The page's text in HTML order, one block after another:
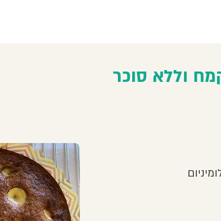
זכוכית.
היטב.
קמח וללא סוכר
וללא סוכר